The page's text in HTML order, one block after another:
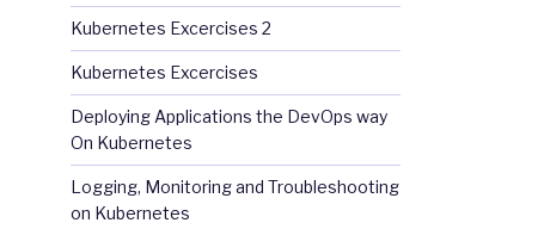
Kubernetes Excercises 2
Kubernetes Excercises
Deploying Applications the DevOps way
On Kubernetes
Logging, Monitoring and Troubleshooting
on Kubernetes